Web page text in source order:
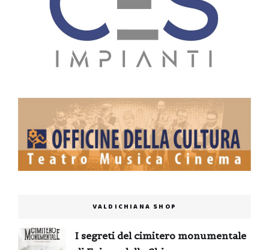
VALDICHIANA SHOP
I segreti del cimitero monumentale